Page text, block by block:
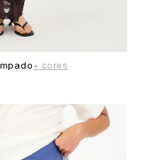
+ cores